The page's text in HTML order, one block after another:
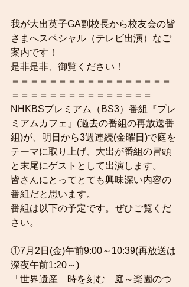
我が大出英子GA副校長から校友会の皆
さまへスペシャル（テレビ出演）なご
案内です！
是非是非、御覧ください！
＝＝＝＝＝＝＝＝＝＝＝＝＝＝＝＝＝
＝＝＝＝＝＝＝＝＝＝＝＝＝＝＝
NHKBSプレミアム（BS3）番組『プレ
ミアムカフェ』(過去の番組の再放送番
組)が、明日から3週連続(金曜日)で庭を
テーマに取り上げ、大出が番組の冒頭
と末尾にゲストとして出演します。
皆さんにとってとても興味深い内容の
番組だと思います。
番組は以下の予定です。ぜひご覧くだ
さい。
①7月2日(金)午前9:00～10:39(再放送は
深夜午前1:20～)
「世界遺産　時を刻む　庭～楽園のつ